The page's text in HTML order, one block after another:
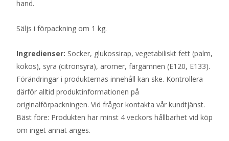
hand.
Säljs i förpackning om 1 kg.
Ingredienser: Socker, glukossirap, vegetabiliskt fett (palm,
kokos), syra (citronsyra), aromer, färgämnen (E120, E133).
Förändringar i produkternas innehåll kan ske. Kontrollera
därför alltid produktinformationen på
originalförpackningen. Vid frågor kontakta vår kundtjänst.
Bäst före: Produkten har minst 4 veckors hållbarhet vid köp
om inget annat anges.